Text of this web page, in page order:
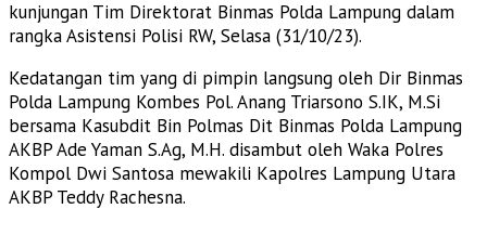
kunjungan Tim Direktorat Binmas Polda Lampung dalam
rangka Asistensi Polisi RW, Selasa (31/10/23).
Kedatangan tim yang di pimpin langsung oleh Dir Binmas
Polda Lampung Kombes Pol. Anang Triarsono S.IK, M.Si
bersama Kasubdit Bin Polmas Dit Binmas Polda Lampung
AKBP Ade Yaman S.Ag, M.H. disambut oleh Waka Polres
Kompol Dwi Santosa mewakili Kapolres Lampung Utara
AKBP Teddy Rachesna.